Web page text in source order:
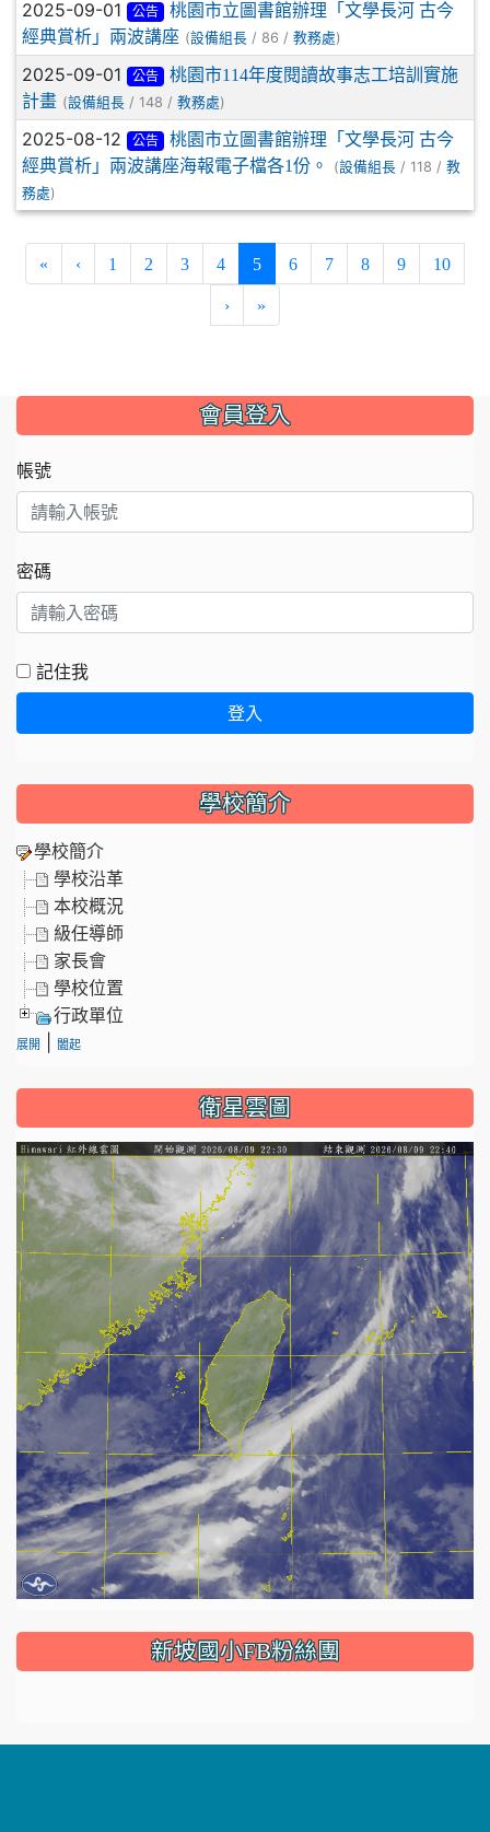
2025-09-01 公告
桃園市立圖書館辦理「文學長河 古今
經典賞析」兩波講座 (設備組長 / 86 / 教務處)
2025-09-01 公告
桃園市114年度閱讀故事志工培訓實施
計畫 (設備組長 / 148 / 教務處)
2025-08-12 公告
桃園市立圖書館辦理「文學長河 古今
經典賞析」兩波講座海報電子檔各1份。
(設備組長 / 118 / 教
務處)
« ‹ 1 2 3 4 5(current)
6 7 8 9 10
› »
::: 會員登入
帳號
密碼
記住我
登入
學校簡介
學校簡介
學校沿革
本校概況
級任導師
家長會
學校位置
行政單位
展開 闔起
衛星雲圖
::: 新坡國小FB粉絲團